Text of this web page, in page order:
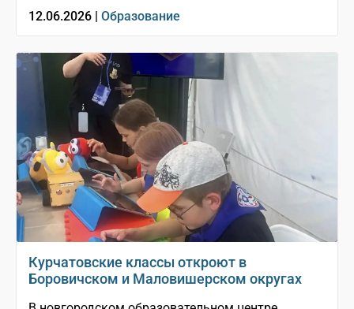
12.06.2026 | Образование
Курчатовские классы откроют в
Боровичском и Маловишерском округах